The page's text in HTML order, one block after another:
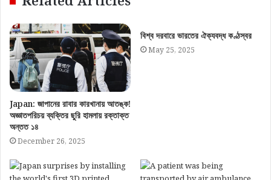
Japan: জাপানের রাবার কারখানায় আতঙ্ক!
অজ্ঞাতপরিচয় ব্যক্তির ছুরি হামলায় রক্তাক্ত
অন্তত ১৪
December 26, 2025
বিশ্ব দরবারে ভারতের ঐক্যবদ্ধ কণ্ঠস্বর
May 25, 2025